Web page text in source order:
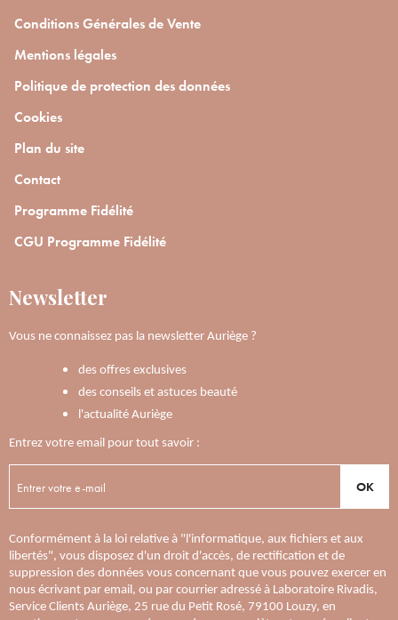
Conditions Générales de Vente
Mentions légales
Politique de protection des données
Cookies
Plan du site
Contact
Programme Fidélité
CGU Programme Fidélité
Newsletter
Vous ne connaissez pas la newsletter Auriège ?
des offres exclusives
des conseils et astuces beauté
l'actualité Auriège
Entrez votre email pour tout savoir :
OK
Conformément à la loi relative à "l'informatique, aux fichiers et aux
libertés", vous disposez d'un droit d'accès, de rectification et de
suppression des données vous concernant que vous pouvez exercer en
nous écrivant par email, ou par courrier adressé à Laboratoire Rivadis,
Service Clients Auriège, 25 rue du Petit Rosé, 79100 Louzy, en